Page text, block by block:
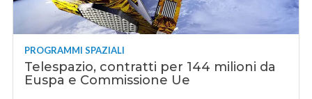
PROGRAMMI SPAZIALI
Telespazio, contratti per 144 milioni da
Euspa e Commissione Ue